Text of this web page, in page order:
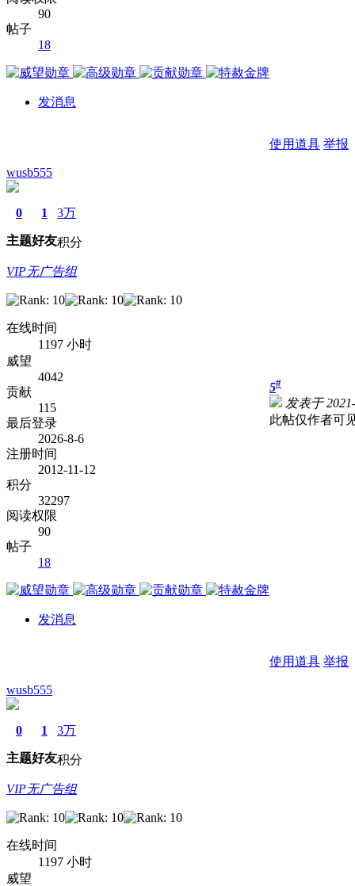
90
帖子
18
发消息
使用道具 举报
wusb555
0
主题
1
好友
3万
积分
VIP无广告组
在线时间
1197 小时
威望
4042
贡献
115
最后登录
2026-8-6
注册时间
2012-11-12
积分
32297
阅读权限
90
帖子
18
发消息
5#
发表于
此帖仅作者可
使用道具 举报
wusb555
0
主题
1
好友
3万
积分
VIP无广告组
在线时间
1197 小时
威望